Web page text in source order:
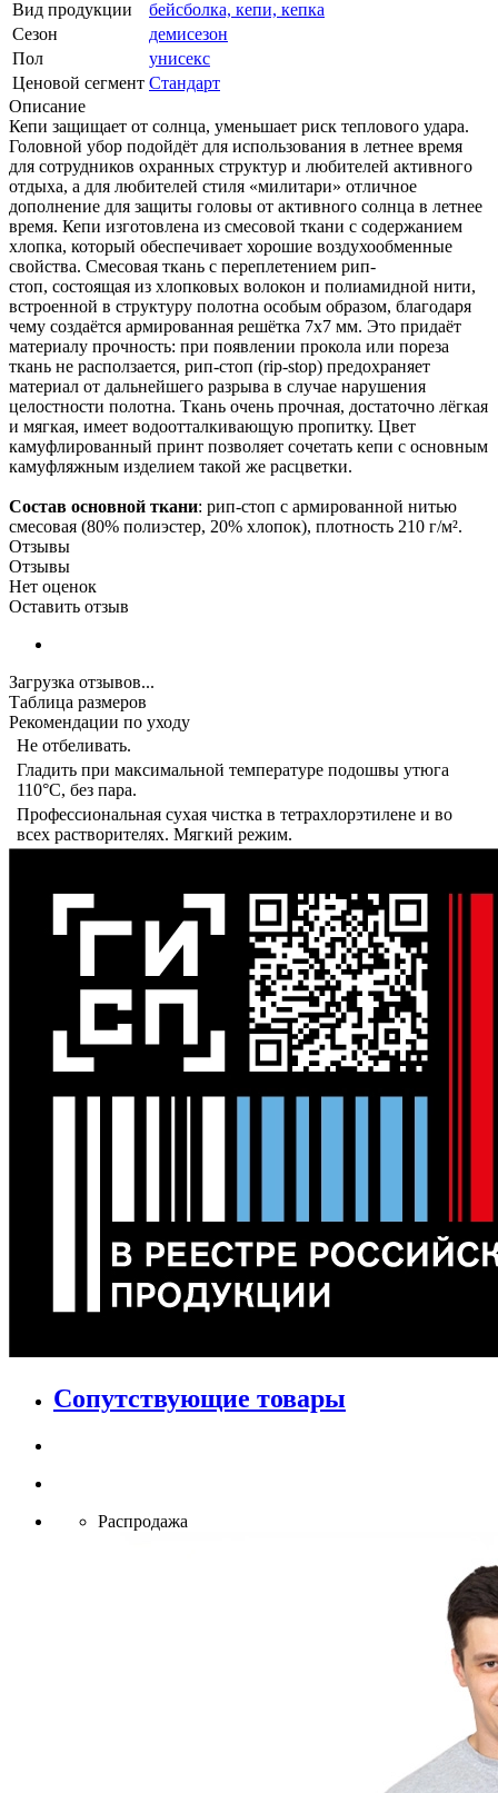
Вид продукции
бейсболка, кепи, кепка
Сезон
демисезон
Пол
унисекс
Ценовой сегмент Стандарт
Описание
Кепи защищает от солнца, уменьшает риск теплового удара.
Головной убор подойдёт для использования в летнее время
для сотрудников охранных структур и любителей активного
отдыха, а для любителей стиля «милитари» отличное
дополнение для защиты головы от активного солнца в летнее
время. Кепи изготовлена из смесовой ткани с содержанием
хлопка, который обеспечивает хорошие воздухообменные
свойства. Смесовая ткань с переплетением рип-
стоп, состоящая из хлопковых волокон и полиамидной нити,
встроенной в структуру полотна особым образом, благодаря
чему создаётся армированная решётка 7х7 мм. Это придаёт
материалу прочность: при появлении прокола или пореза
ткань не расползается, рип-стоп (rip-stop) предохраняет
материал от дальнейшего разрыва в случае нарушения
целостности полотна. Ткань очень прочная, достаточно лёгкая
и мягкая, имеет водоотталкивающую пропитку. Цвет
камуфлированный принт позволяет сочетать кепи с основным
камуфляжным изделием такой же расцветки.
Состав основной ткани: рип-стоп с армированной нитью
смесовая (80% полиэстер, 20% хлопок), плотность 210 г/м².
Отзывы
Отзывы
Нет оценок
Оставить отзыв
Загрузка отзывов...
Таблица размеров
Рекомендации по уходу
Не отбеливать.
Гладить при максимальной температуре подошвы утюга
110°C, без пара.
Профессиональная сухая чистка в тетрахлорэтилене и во
всех растворителях. Мягкий режим.
Сопутствующие товары
Распродажа